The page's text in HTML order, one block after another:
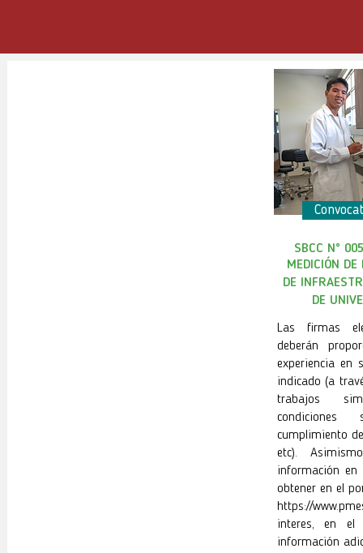
SBCC N°
MEDICIÓN DE
DE
DE
Las firmas
deberán
experiencia en
indicado (a
trabajos
cumplimiento
etc).
información en
obtener en el
https://
interes, en el
información